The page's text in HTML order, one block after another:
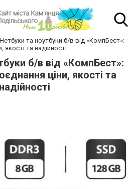
Нетбуки та ноутбуки б/в від «КомпБест»:
та надійності
б/в від «КомпБест»:
ціни, якості та
надійності